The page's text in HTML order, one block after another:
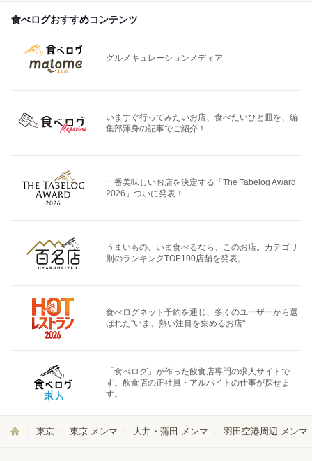
食べログおすすめコンテンツ
グルメキュレーションメディア
いますぐ行ってみたいお店、食べたいひと皿を、編
集部渾身の記事でご紹介！
一番美味しいお店を決定する「The Tabelog Award
2026」ついに発表！
うまいもの、いま食べるなら、このお店。カテゴリ
別のランキングTOP100店舗を発表。
食べログネット予約を通じ、多くのユーザーから選
ばれた"いま、熱い注目を集めるお店"
「食べログ」が作った飲食店専門の求人サイトで
す。飲食店の正社員・アルバイトの仕事が探せま
す。
東京 東京 メンマ 大井・蒲田 メンマ 羽田空港周辺 メンマ